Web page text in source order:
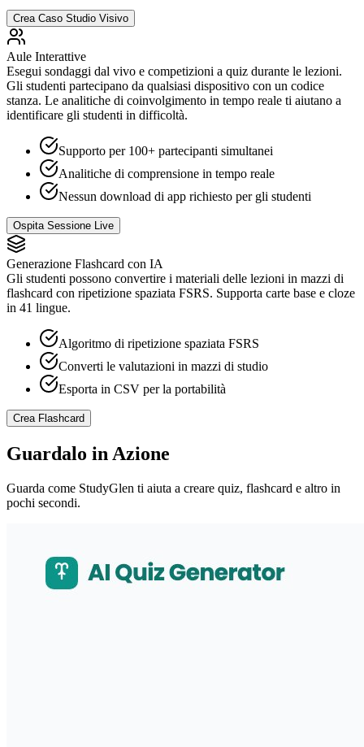
Crea Caso Studio Visivo
Aule Interattive
Esegui sondaggi dal vivo e competizioni a quiz durante le lezioni.
Gli studenti partecipano da qualsiasi dispositivo con un codice
stanza. Le analitiche di coinvolgimento in tempo reale ti aiutano a
identificare gli studenti in difficoltà.
Supporto per 100+ partecipanti simultanei
Analitiche di comprensione in tempo reale
Nessun download di app richiesto per gli studenti
Ospita Sessione Live
Generazione Flashcard con IA
Gli studenti possono convertire i materiali delle lezioni in mazzi di
flashcard con ripetizione spaziata FSRS. Supporta carte base e cloze
in 41 lingue.
Algoritmo di ripetizione spaziata FSRS
Converti le valutazioni in mazzi di studio
Esporta in CSV per la portabilità
Crea Flashcard
Guardalo in Azione
Guarda come StudyGlen ti aiuta a creare quiz, flashcard e altro in
pochi secondi.